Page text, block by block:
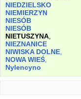
NIEDZIELSKO
NIEMIERZYN
NIESÓB
NIESÓB
NIETUSZYNA
NIEZNANICE
NIWISKA DOLNE
NOWA WIEŚ
Nylencyno